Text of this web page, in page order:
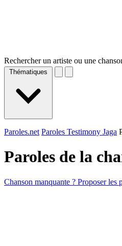
Rechercher un artiste ou une
Thématiques
Paroles.net Paroles Testimony Jaga
Paroles de la
Chanson manquante ? Proposer les